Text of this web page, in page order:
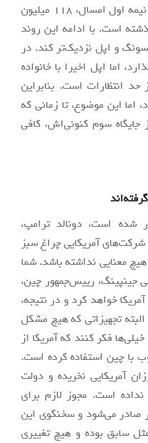
فروش‌های خارج از چین آن بسیار کمتر از حد انتظار باشند. هواوی در نیمه اول امسال، ۱۱۸ میلیون
مشابه سال گذشته است. با ادامه این روند
سال 2018، خود را به سامسونگ و اپل نزدیک‌تر کند. در
اما اپل اخیرا با خانواده
انتظارات است. بنابراین
این موضوع، تا زمانی که
جایگاه سوم کنونی‌اش، کافی
است، دونالد ترامپ،
شرکت‌های آمریکایی چراغ سبز
معنایی نداشته باشد. شما
جینپینگ، رییس‌جمهور چین،
خواهد کرد و در نتیجه،
تجهیزاتی که هیچ مشکل
فکر کنند که آمریکا از
با چین استفاده کرده است.
آمریکایی نخریده و دولت
است. مجوز لازم برای
صادر می‌شود و سخنگوی این
سابق بوده و هیچ تغییری